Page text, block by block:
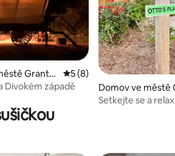
hodnocení
Grants
Průměrné hodnocení 5 z
5 (8)
Divokém západě
Domov ve městě
t
Setkejte se a